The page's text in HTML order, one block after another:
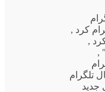
کرد ,
,
,
تلگرام
جدید